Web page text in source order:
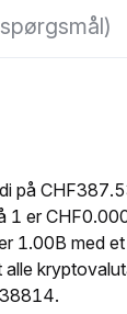
på
1 er
1.00B med